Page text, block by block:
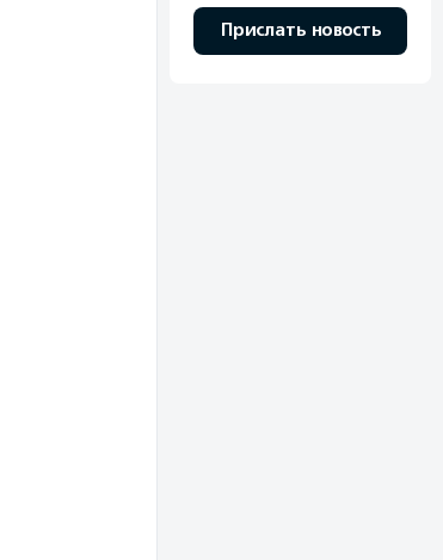
Прислать новость